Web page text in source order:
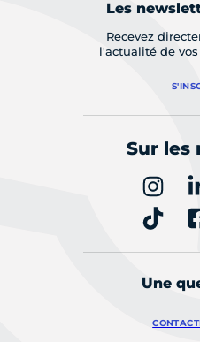
Les
Recevez
l'actualité de
Sur les
Une